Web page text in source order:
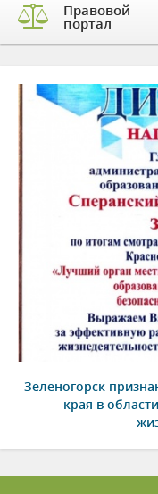
Правовой
портал
Зеленогорск
края в